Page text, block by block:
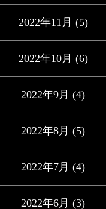
2022年11月 (5)
2022年10月 (6)
2022年9月 (4)
2022年8月 (5)
2022年7月 (4)
2022年6月 (3)